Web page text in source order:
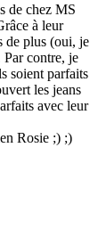
de chez MS
à leur
de plus (oui, je
Par contre, je
soient parfaits
les jeans
avec leur
Rosie ;) ;)